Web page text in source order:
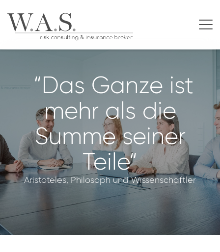
Aristoteles, Philosoph und Wissenschaftler
“Das Ganze ist
mehr als die
Summe seiner
Teile“